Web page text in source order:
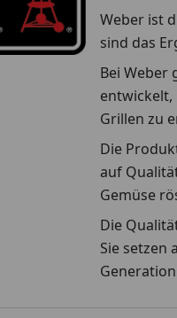
Weber ist
sind das
Bei Weber
entwickelt,
Grillen zu
Die
auf
Gemüse
Die
Sie setzen